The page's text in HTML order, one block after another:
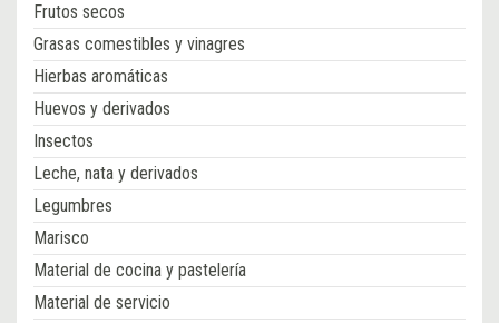
Frutos secos
Grasas comestibles y vinagres
Hierbas aromáticas
Huevos y derivados
Insectos
Leche, nata y derivados
Legumbres
Marisco
Material de cocina y pastelería
Material de servicio